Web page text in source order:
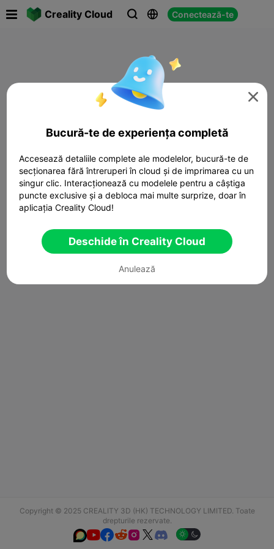
Creality Cloud   Conectează-te
Copyright © 2025 CREALITY 3D (HK) TECHNOLOGY LIMITED. Toate
drepturile rezervate.
  

Bucură-te de experiența completă
Accesează detaliile complete ale modelelor, bucură-te de
secționarea fără întreruperi în cloud și de imprimarea cu un
singur clic. Interacționează cu modelele pentru a câștiga
puncte exclusive și a debloca mai multe surprize, doar în
aplicația Creality Cloud!
Deschide în Creality Cloud
Anulează